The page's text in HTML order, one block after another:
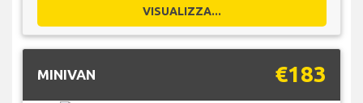
VISUALIZZA...
MINIVAN €183